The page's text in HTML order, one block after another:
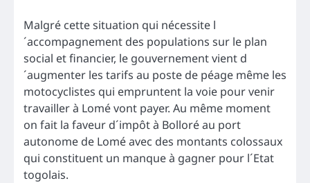
Malgré cette situation qui nécessite l
´accompagnement des populations sur le plan
social et financier, le gouvernement vient d
´augmenter les tarifs au poste de péage même les
motocyclistes qui empruntent la voie pour venir
travailler à Lomé vont payer. Au même moment
on fait la faveur d´impôt à Bolloré au port
autonome de Lomé avec des montants colossaux
qui constituent un manque à gagner pour l´Etat
togolais.